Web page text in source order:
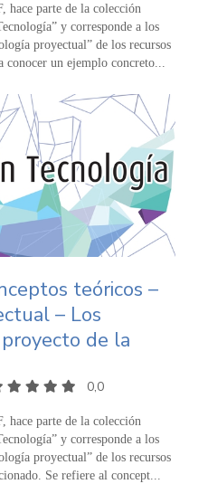
hace parte de la colección
y corresponde a los
proyectual” de los recursos
un ejemplo concreto...
teóricos –
– Los
de la
0,0
hace parte de la colección
y corresponde a los
proyectual” de los recursos
Se refiere al concept...